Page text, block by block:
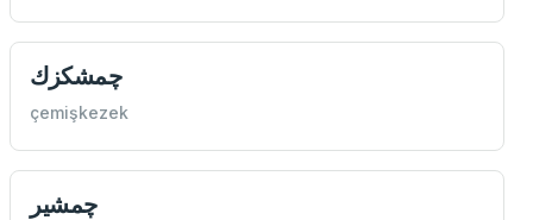
چمشكزك
çemişkezek
چمشير